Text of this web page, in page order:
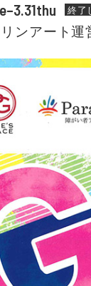
終了
ンアート運